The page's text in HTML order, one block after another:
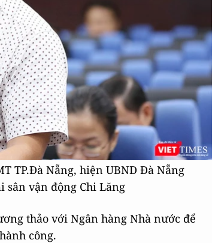
TP.Đà Nẵng, hiện UBND Đà Nẵng
sân vận động Chi Lăng
thảo với Ngân hàng Nhà nước để
công.